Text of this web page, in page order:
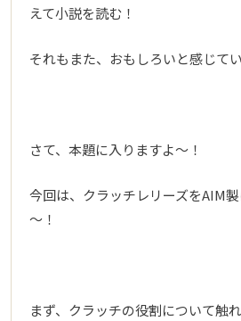
えて小説を読む！
それもまた、おもしろいと感じて
さて、本題に入りますよ～！
今回は、クラッチレリーズをAIM
～！
まず、クラッチの役割について触